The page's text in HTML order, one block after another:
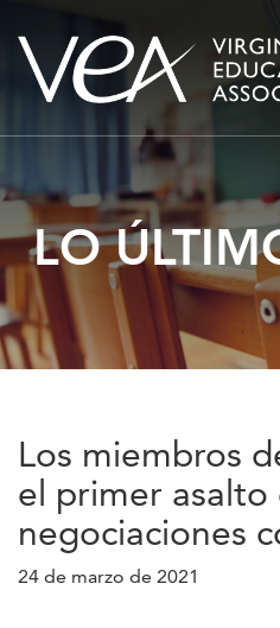
Ir
LO
Los miembros
el primer asalto
negociaciones
24 de marzo de 2021